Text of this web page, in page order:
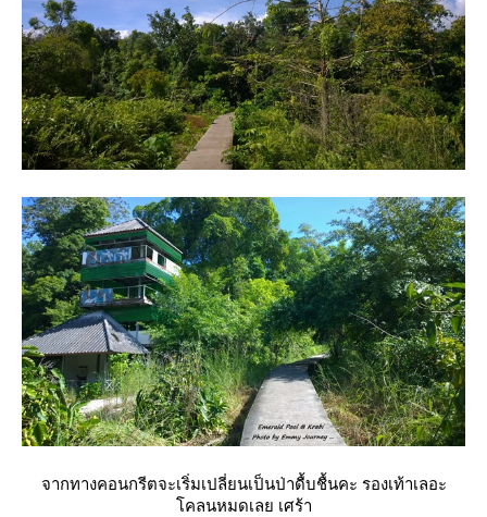
จากทางคอนกรีตจะเริ่มเปลี่ยนเป็นป่าดื้บชื้นคะ รองเท้าเลอะ
คลนหมดเลย เศร้า